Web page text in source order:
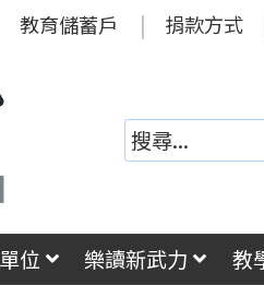
教育儲蓄戶 捐款方式
位 樂讀新武力 教